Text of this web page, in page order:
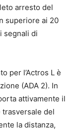
arresto del
superiore ai 20
segnali di
per l’Actros L è
(ADA 2). In
attivamente il
del
la distanza,